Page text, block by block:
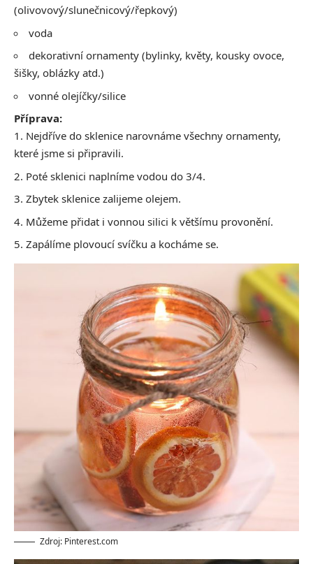
(olivovový/slunečnicový/řepkový)
voda
dekorativní ornamenty (bylinky, květy, kousky ovoce,
šišky, oblázky atd.)
vonné olejíčky/silice
Příprava:
Nejdříve do sklenice narovnáme všechny ornamenty,
které jsme si připravili.
Poté sklenici naplníme vodou do 3/4.
Zbytek sklenice zalijeme olejem.
Můžeme přidat i vonnou silici k většímu provonění.
Zapálíme plovoucí svíčku a kocháme se.
Zdroj: Pinterest.com